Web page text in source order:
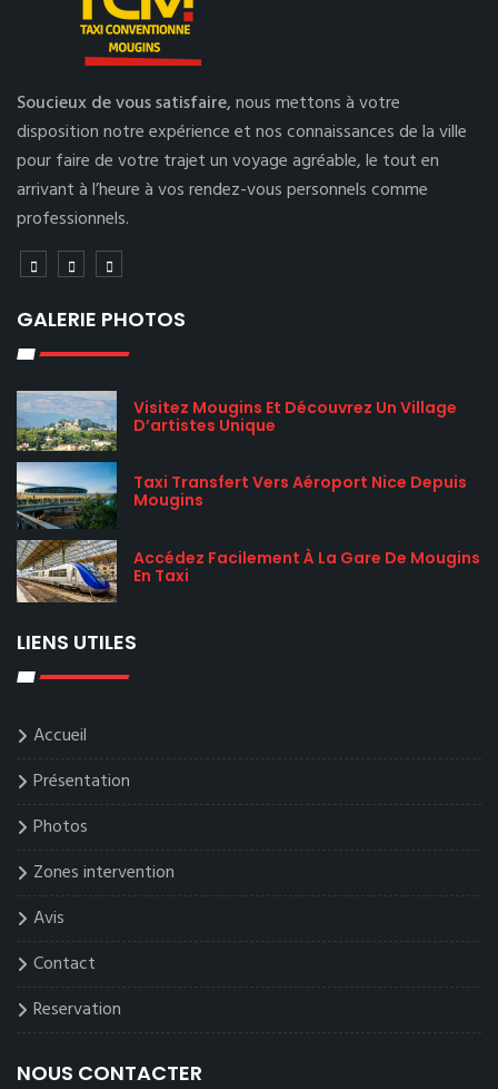
Soucieux de vous satisfaire,nous mettons à votre
disposition notre expérience et nos connaissances de la ville
pour faire de votre trajet un voyage agréable, le tout en
arrivant à l’heure à vos rendez-vous personnels comme
professionnels.
GALERIE PHOTOS
Visitez Mougins Et Découvrez Un Village
D’artistes Unique
Taxi Transfert Vers Aéroport Nice Depuis
Mougins
Accédez Facilement À La Gare De Mougins
En Taxi
LIENS UTILES
Accueil
Présentation
Photos
Zones intervention
Avis
Contact
Reservation
NOUS CONTACTER